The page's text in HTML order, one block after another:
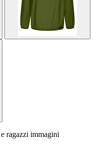
ragazzi immagini